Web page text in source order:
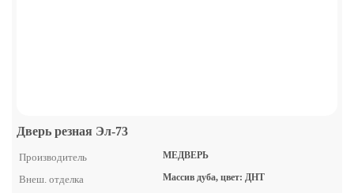
Дверь резная Эл-73
Производитель МЕДВЕРЬ
Внеш. отделка Массив дуба, цвет: ДНТ